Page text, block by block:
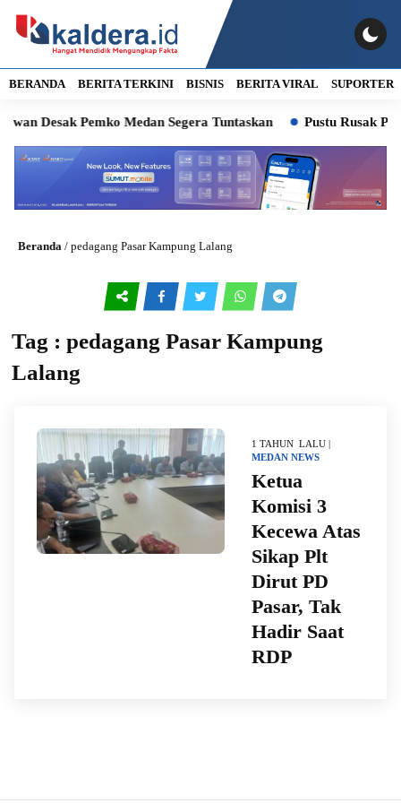
BERANDA BERITA TERKINI BISNIS BERITA VIRAL SUPORTER
Desak Pemko Medan Segera Tuntaskan Pustu Rusak
Beranda / pedagang Pasar Kampung Lalang
Tag : pedagang Pasar Kampung
Lalang
1 TAHUN LALU |
MEDAN NEWS
Ketua
Komisi 3
Kecewa Atas
Sikap Plt
Dirut PD
Pasar, Tak
Hadir Saat
RDP